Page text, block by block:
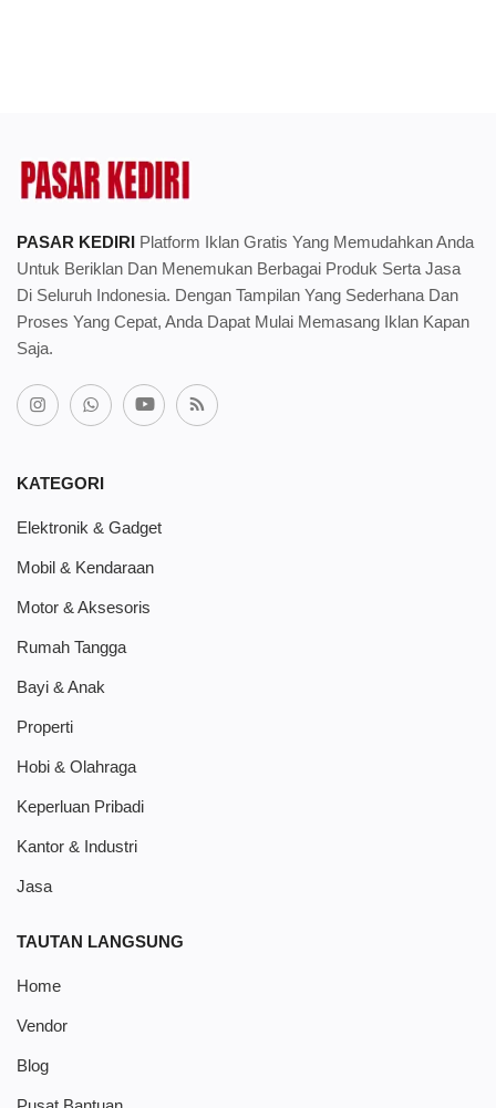
PASAR KEDIRI Platform Iklan Gratis Yang Memudahkan Anda
Untuk Beriklan Dan Menemukan Berbagai Produk Serta Jasa
Di Seluruh Indonesia. Dengan Tampilan Yang Sederhana Dan
Proses Yang Cepat, Anda Dapat Mulai Memasang Iklan Kapan
Saja.
KATEGORI
Elektronik & Gadget
Mobil & Kendaraan
Motor & Aksesoris
Rumah Tangga
Bayi & Anak
Properti
Hobi & Olahraga
Keperluan Pribadi
Kantor & Industri
Jasa
TAUTAN LANGSUNG
Home
Vendor
Blog